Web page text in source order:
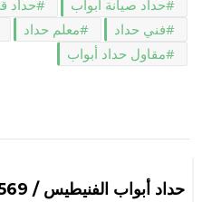
حداد صيانة أبواب
حداد
فني حداد
معلم حداد
مقاول حداد أبواب
بين
حداد